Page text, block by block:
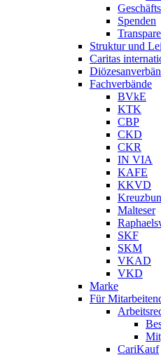
Spenden
Struktur und
Caritas
Fachverbände
BVkE
KTK
CBP
CKD
CKR
IN VIA
KAFE
KKVD
Malteser
SKF
SKM
VKAD
VKD
Marke
Für
CariKauf